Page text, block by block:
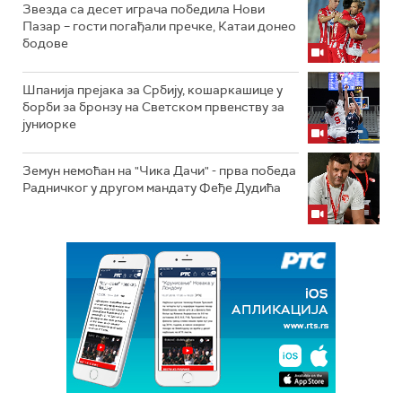
Звезда са десет играча победила Нови
Пазар – гости погађали пречке, Катаи донео
бодове
Шпанија прејакa за Србију, кошаркашице у
борби за бронзу на Светском првенству за
јуниорке
Земун немоћан на "Чика Дачи" - прва победа
Радничког у другом мандату Феђе Дудића